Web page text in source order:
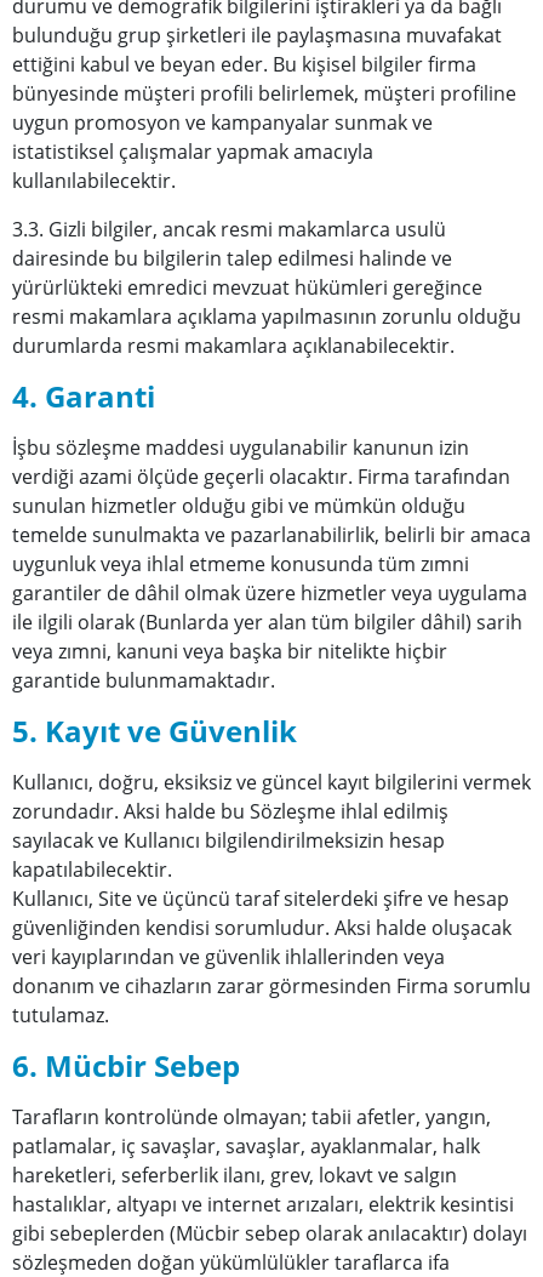
durumu ve demografik bilgilerini iştirakleri ya da bağlı
bulunduğu grup şirketleri ile paylaşmasına muvafakat
ettiğini kabul ve beyan eder. Bu kişisel bilgiler firma
bünyesinde müşteri profili belirlemek, müşteri profiline
uygun promosyon ve kampanyalar sunmak ve
istatistiksel çalışmalar yapmak amacıyla
kullanılabilecektir.
3.3. Gizli bilgiler, ancak resmi makamlarca usulü
dairesinde bu bilgilerin talep edilmesi halinde ve
yürürlükteki emredici mevzuat hükümleri gereğince
resmi makamlara açıklama yapılmasının zorunlu olduğu
durumlarda resmi makamlara açıklanabilecektir.
4. Garanti
İşbu sözleşme maddesi uygulanabilir kanunun izin
verdiği azami ölçüde geçerli olacaktır. Firma tarafından
sunulan hizmetler olduğu gibi ve mümkün olduğu
temelde sunulmakta ve pazarlanabilirlik, belirli bir amaca
uygunluk veya ihlal etmeme konusunda tüm zımni
garantiler de dâhil olmak üzere hizmetler veya uygulama
ile ilgili olarak (Bunlarda yer alan tüm bilgiler dâhil) sarih
veya zımni, kanuni veya başka bir nitelikte hiçbir
garantide bulunmamaktadır.
5. Kayıt ve Güvenlik
Kullanıcı, doğru, eksiksiz ve güncel kayıt bilgilerini vermek
zorundadır. Aksi halde bu Sözleşme ihlal edilmiş
sayılacak ve Kullanıcı bilgilendirilmeksizin hesap
kapatılabilecektir.
Kullanıcı, Site ve üçüncü taraf sitelerdeki şifre ve hesap
güvenliğinden kendisi sorumludur. Aksi halde oluşacak
veri kayıplarından ve güvenlik ihlallerinden veya
donanım ve cihazların zarar görmesinden Firma sorumlu
tutulamaz.
6. Mücbir Sebep
Tarafların kontrolünde olmayan; tabii afetler, yangın,
patlamalar, iç savaşlar, savaşlar, ayaklanmalar, halk
hareketleri, seferberlik ilanı, grev, lokavt ve salgın
hastalıklar, altyapı ve internet arızaları, elektrik kesintisi
gibi sebeplerden (Mücbir sebep olarak anılacaktır) dolayı
sözleşmeden doğan yükümlülükler taraflarca ifa